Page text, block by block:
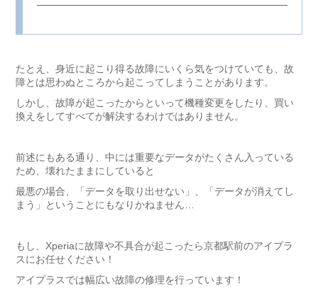
たとえ、身近に起こり得る故障にいくら気をつけていても、故
障とは思わぬところから起こってしまうことがあります。
しかし、故障が起こったからといって機種変更をしたり、買い
換えをしてすべてが解決するわけではありません。
前述にもある通り、中には重要なデータがたくさん入っている
ため、壊れたままにしていると
最悪の場合、「データを取り出せない」、「データが消えてし
まう」ということにもなりかねません…
もし、Xperiaに故障や不具合が起こったら京都駅前のアイプラ
スにお任せください！
アイプラスでは幅広い故障の修理を行っています！